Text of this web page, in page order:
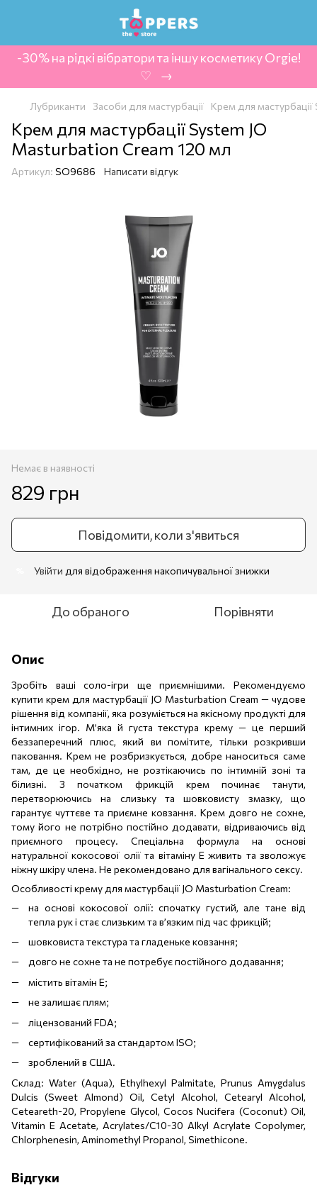
-30% на рідкі вібратори та іншу косметику Orgie!
‍ ♡ ‍ → ‍
Лубриканти Засоби для мастурбації Крем для
Крем для мастурбації System JO
Masturbation Cream 120 мл
Артикул: SO9686 Написати відгук
Немає в наявності
829 грн
Повідомити, коли з'явиться
Увійти для відображення накопичувальної знижки
До обраного Порівняти
Опис
Зробіть ваші соло-ігри ще приємнішими. Рекомендуємо
купити крем для мастурбації JO Masturbation Cream — чудове
рішення від компанії, яка розуміється на якісному продукті для
інтимних ігор. М’яка й густа текстура крему — це перший
беззаперечний плюс, який ви помітите, тільки розкривши
паковання. Крем не розбризкується, добре наноситься саме
там, де це необхідно, не розтікаючись по інтимній зоні та
білизні. З початком фрикцій крем починає танути,
перетворюючись на слизьку та шовковисту змазку, що
гарантує чуттєве та приємне ковзання. Крем довго не сохне,
тому його не потрібно постійно додавати, відриваючись від
приємного процесу. Спеціальна формула на основі
натуральної кокосової олії та вітаміну E живить та зволожує
ніжну шкіру члена. Не рекомендовано для вагінального сексу.
Особливості крему для мастурбації JO Masturbation Cream:
на основі кокосової олії: спочатку густий, але тане від
тепла рук і стає слизьким та в’язким під час фрикцій;
шовковиста текстура та гладеньке ковзання;
довго не сохне та не потребує постійного додавання;
містить вітамін Е;
не залишає плям;
ліцензований FDA;
сертифікований за стандартом ISO;
зроблений в США.
Склад: Water (Aqua), Ethylhexyl Palmitate, Prunus Amygdalus
Dulcis (Sweet Almond) Oil, Cetyl Alcohol, Cetearyl Alcohol,
Ceteareth-20, Propylene Glycol, Cocos Nucifera (Coconut) Oil,
Vitamin E Acetate, Acrylates/C10-30 Alkyl Acrylate Copolymer,
Chlorphenesin, Aminomethyl Propanol, Simethicone.
Відгуки